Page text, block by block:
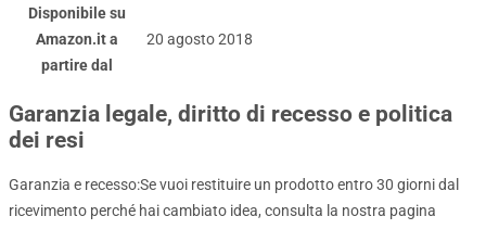
Disponibile su
Amazon.it a
partire dal
20 agosto 2018
Garanzia legale, diritto di recesso e politica
dei resi
Garanzia e recesso:Se vuoi restituire un prodotto entro 30 giorni dal
ricevimento perché hai cambiato idea, consulta la nostra pagina